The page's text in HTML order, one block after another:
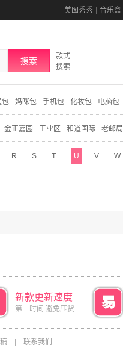
美图秀秀 音乐盒
搜索
款式
搜索
包 妈咪包 手机包 化妆包 电脑包
金正嘉园 工业区 和道国际 老邮局
R S T U V W
新款更新速度
第一时间 避免压货
联系我们